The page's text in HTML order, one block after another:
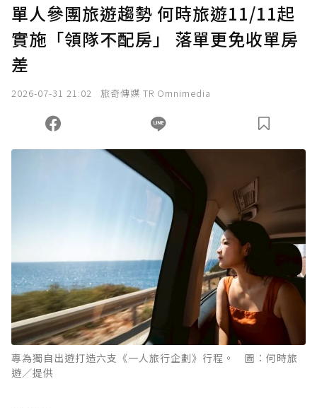
確認送出
您當前剩餘 U 利點數：0點；前往 購買點數
單人參團旅遊趨勢 何時旅遊11/11起
實施「領隊不配房」 落單更免收單房
差
2026-07-31 21:02 旅奇傳媒 TR Omnimedia
專為獨自出遊打造六支《一人旅行企劃》行程。 圖：何時旅
遊／提供